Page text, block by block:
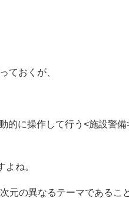
ておくが、
的に操作して行う<施設警備
ね。
元の異なるテーマであるこ